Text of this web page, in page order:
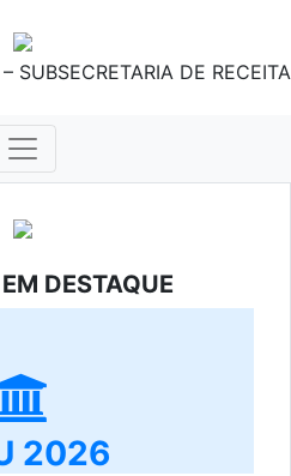
SUBSECRETARIA DE RECEITA
DESTAQUE
2026